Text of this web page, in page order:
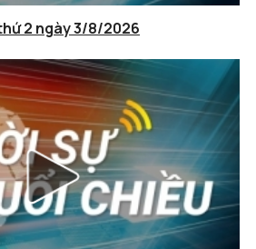
2 ngày 3/8/2026